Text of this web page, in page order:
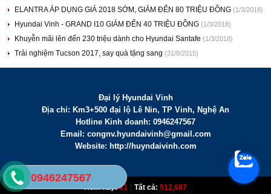
ELANTRA ÁP DỤNG GIÁ 2018 SỚM, GIẢM ĐẾN 80 TRIỆU ĐỒNG (1/3/2018)
Hyundai Vinh - GRAND I10 GIẢM ĐẾN 40 TRIỆU ĐỒNG (1/3/2018)
Khuyễn mãi lên đến 230 triệu dành cho Hyundai Santafe (1/3/2018)
Trải nghiệm Tucson 2017, say quà tặng sang (31/8/2015)
Đại lý Hyundai Vinh
Địa chỉ: Km3+500 đại lộ Lê Nin, TP Vinh, Nghệ An
Hotline Kinh doanh: 0946247567
Email: congnv.hyundaivinh@gmail.com
Website: http://huyndaivinh.com
Hôm nay:81 | Tất cả: 512,687
0946247567